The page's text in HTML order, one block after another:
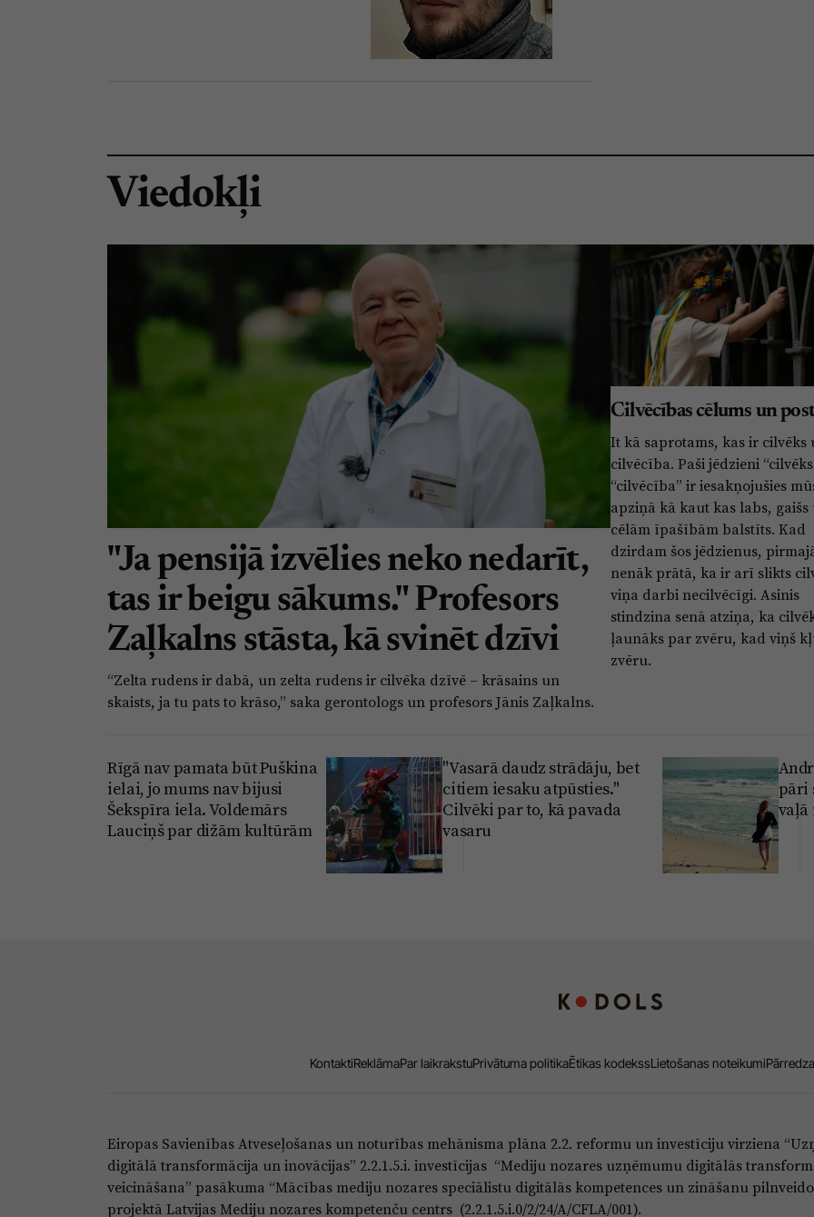
Viedokļi
"Ja pensijā izvēlies neko nedarīt,
tas ir beigu sākums." Profesors
Zaļkalns stāsta, kā svinēt dzīvi
“Zelta rudens ir dabā, un zelta rudens ir cilvēka dzīvē – krāsains un
skaists, ja tu pats to krāso,” saka gerontologs un profesors Jānis Zaļkalns.
Cilvēcības cēlums un
It kā saprotams, kas ir cilvēks
cilvēcība. Paši jēdzieni
“cilvēcība” ir iesakņojušies
apziņā kā kaut kas labs, gaišs
cēlām īpašībām balstīts. Kad
dzirdam šos jēdzienus,
nenāk prātā, ka ir arī slikts
viņa darbi necilvēcīgi. Asinis
stindzina senā atziņa, ka
ļaunāks par zvēru, kad viņš
zvēru.
Rīgā nav pamata būt Puškina
ielai, jo mums nav bijusi
Šekspīra iela. Voldemārs
Lauciņš par dižām kultūrām
"Vasarā daudz strādāju, bet
citiem iesaku atpūsties."
Cilvēki par to, kā pavada
vasaru
pāri
KontaktiReklāmaPar laikrakstuPrivātuma politikaĒtikas kodekssLietošanas noteikumi
Eiropas Savienības Atveseļošanas un noturības mehānisma plāna 2.2. reformu un investīciju virziena
digitālā transformācija un inovācijas” 2.2.1.5.i. investīcijas “Mediju nozares uzņēmumu digitālās
veicināšana” pasākuma “Mācības mediju nozares speciālistu digitālās kompetences un zināšanu
projektā Latvijas Mediju nozares kompetenču centrs (2.2.1.5.i.0/2/24/A/CFLA/001).